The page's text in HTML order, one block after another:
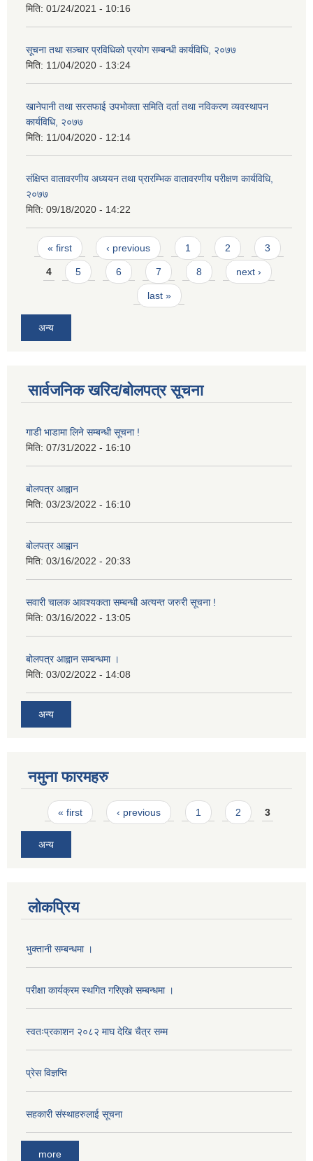
मिति: 01/24/2021 - 10:16
सूचना तथा सञ्चार प्रविधिको प्रयोग सम्बन्धी कार्यविधि, २०७७
मिति: 11/04/2020 - 13:24
खानेपानी तथा सरसफाई उपभोक्ता समिति दर्ता तथा नविकरण व्यवस्थापन
कार्यविधि, २०७७
मिति: 11/04/2020 - 12:14
संक्षिप्त वातावरणीय अध्ययन तथा प्रारम्भिक वातावरणीय परीक्षण कार्यविधि,
२०७७
मिति: 09/18/2020 - 14:22
Pages
« first ‹ previous 1 2 3
4 5 6 7 8 next ›
last »
अन्य
सार्वजनिक खरिद/बोलपत्र सूचना
गाडी भाडामा लिने सम्बन्धी सूचना !
मिति: 07/31/2022 - 16:10
बोलपत्र आह्वान
मिति: 03/23/2022 - 16:10
बोलपत्र आह्वान
मिति: 03/16/2022 - 20:33
सवारी चालक आवश्यकता सम्बन्धी अत्यन्त जरुरी सूचना !
मिति: 03/16/2022 - 13:05
बोलपत्र आह्वान सम्बन्धमा ।
मिति: 03/02/2022 - 14:08
अन्य
नमुना फारमहरु
Pages
« first ‹ previous 1 2 3
अन्य
लोकप्रिय
भुक्तानी सम्बन्धमा ।
परीक्षा कार्यक्रम स्थगित गरिएको सम्बन्धमा ।
स्वतःप्रकाशन २०८२ माघ देखि चैत्र सम्म
प्रेस विज्ञप्ति
सहकारी संस्थाहरुलाई सूचना
more